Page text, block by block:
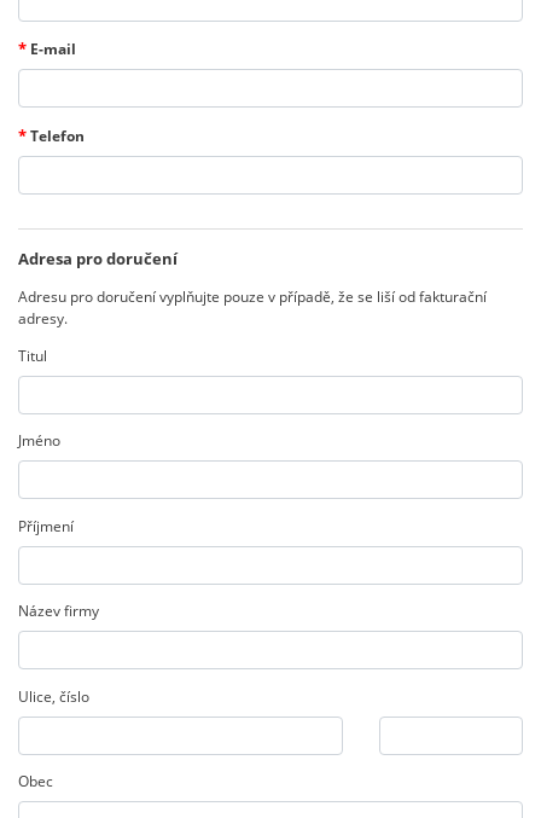
* E-mail
*Telefon
Adresa pro doručení
Adresu pro doručení vyplňujte pouze v případě, že se liší od fakturační
adresy.
Titul
Jméno
Příjmení
Název firmy
Ulice, číslo
Obec